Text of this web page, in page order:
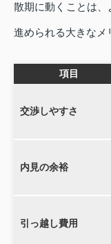
散期に動くことは
進められる大きなメ
項目
交渉しやすさ
内見の余裕
引っ越し費用